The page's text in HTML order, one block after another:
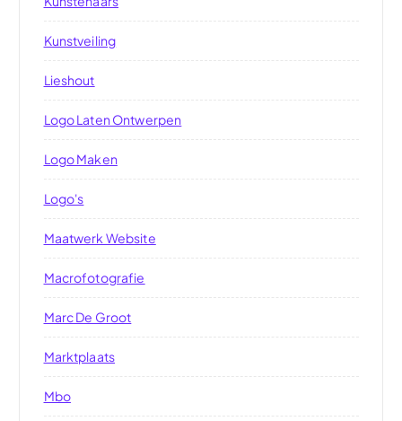
Kunstveiling
Lieshout
Logo Laten Ontwerpen
Logo Maken
Logo's
Maatwerk Website
Macrofotografie
Marc De Groot
Marktplaats
Mbo